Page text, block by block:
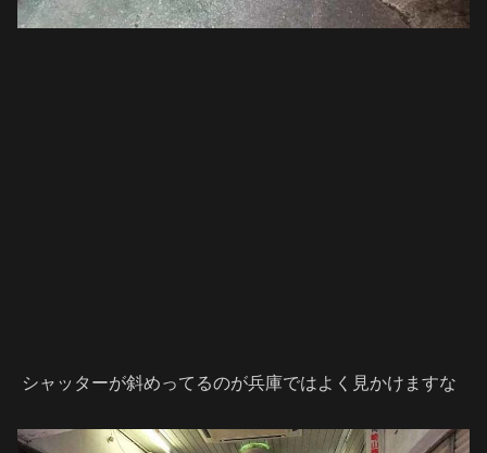
シャッターが斜めってるのが兵庫ではよく見かけますな